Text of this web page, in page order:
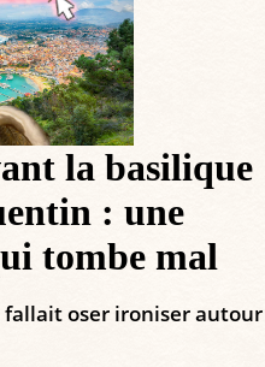
la basilique
: une
tombe mal
oser ironiser autour